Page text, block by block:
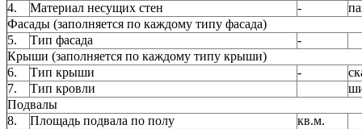
4.
Материал несущих стен -
Фасады (заполняется по каждому типу фасада)
5.
Тип фасада
-
Крыши (заполняется по каждому типу крыши)
6.
Тип крыши -
7.
Тип кровли
Подвалы
8.
Площадь подвала по полу
кв.м.